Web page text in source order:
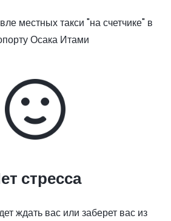
местных такси "на счетчике" в
Осака Итами
стресса
ждать вас или заберет вас из